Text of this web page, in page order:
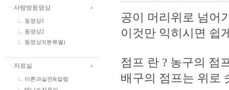
ㆍ사랑방동영상
동영상1
동영상2
동영상3(분류별)
ㆍ자료실
이론과실전&칼럼
공이 머리위로 넘어
이것만 익히시면 쉽
점프 란 ? 농구의 점
배구의 점프는 위로